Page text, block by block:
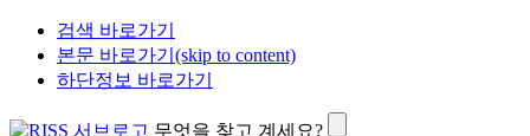
검색 바로가기
본문 바로가기(skip to content)
하단정보 바로가기
무엇을 찾고 계세요?